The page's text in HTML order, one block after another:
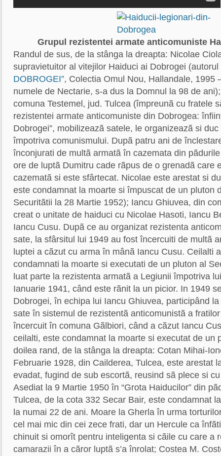
Grupul rezistentei armate anticomuniste
Randul de sus, de la stânga la dreapta: Nicolae
supravietuitor al vitejilor Haiduci ai Dobrogei
DOBROGEI”, Colectia Omul Nou, Hallandale, 1995
numele de Nectarie, s-a dus la Domnul la 98 de
comuna Testemel, jud. Tulcea (împreunã cu fratele
rezistentei armate anticomuniste din Dobrogea:
Dobrogei”, mobilizeazã satele, le organizeazã si
împotriva comunismului. Dupã patru ani de
înconjurati de multã armatã în cazemata din
ore de luptã Dumitru cade rãpus de o grenadã care
cazematã si este sfârtecat. Nicolae este arestat si
este condamnat la moarte si împuscat de un pluton
Securitãtii la 28 Martie 1952); Iancu Ghiuvea, din
creat o unitate de haiduci cu Nicolae Hasoti, Iancu
Iancu Cusu. Dupã ce au organizat rezistenta
sate, la sfârsitul lui 1949 au fost încercuiti de multã
luptei a cãzut cu arma în mânã Iancu Cusu. Ceilalti
condamnati la moarte si executati de un pluton al
luat parte la rezistenta armatã a Legiunii împotriva
Ianuarie 1941, când este rãnit la un picior. In 1949
Dobrogei, în echipa lui Iancu Ghiuvea, participând
sate în sistemul de rezistentã anticomunistã a
încercuit în comuna Gãlbiori, când a cãzut Iancu
ceilalti, este condamnat la moarte si executat de un
doilea rand, de la stânga la dreapta: Cotan Mihai-
Februarie 1928, din Cailderea, Tulcea, este arestat
evadat, fugind de sub escortã, reusind sã plece si
Asediat la 9 Martie 1950 în “Grota Haiducilor” din
Tulcea, de la cota 332 Secar Bair, este condamnat
la numai 22 de ani. Moare la Gherla în urma
cel mai mic din cei zece frati, dar un Hercule ca
chinuit si omorît pentru inteligenta si cãile cu care a
camarazii în a cãror luptã s’a înrolat; Costea M.